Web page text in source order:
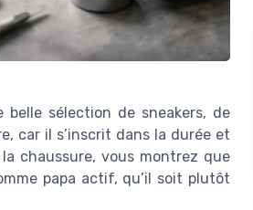
sélection de sneakers, de
car il s’inscrit dans la durée et
chaussure, vous montrez que
papa actif, qu’il soit plutôt